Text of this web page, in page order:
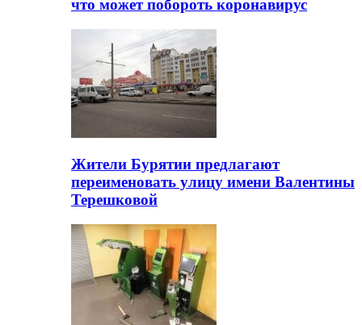
что может побороть коронавирус
Жители Бурятии предлагают
переименовать улицу имени Валентины
Терешковой